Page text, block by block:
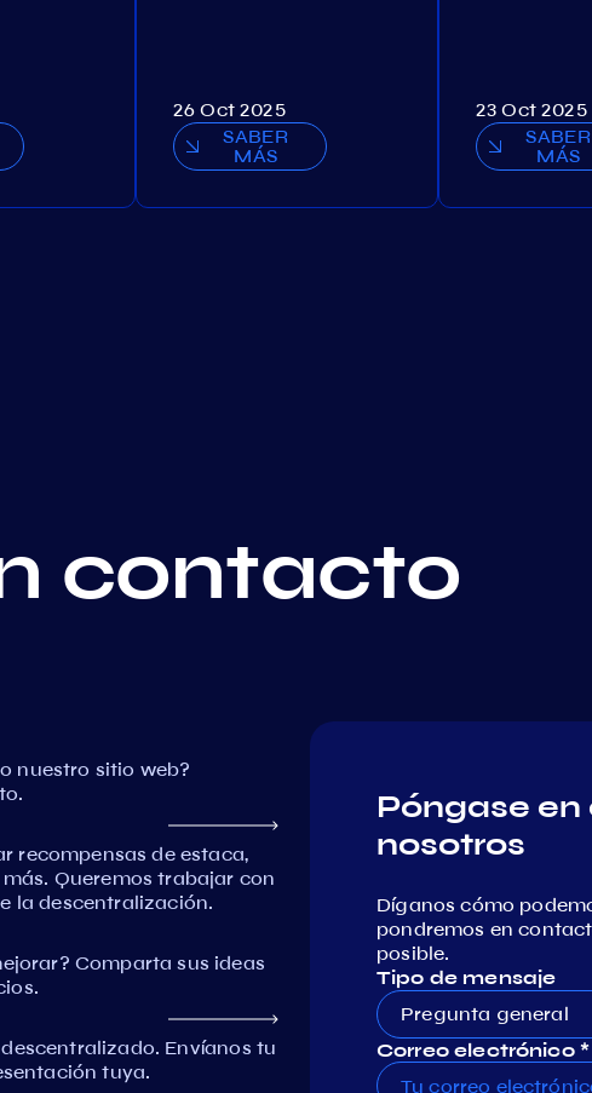
26 Oct 2025
SABER
MÁS
23 Oct 2025
SABER
MÁS
contacto
nuestro sitio web?
recompensas de estaca,
Queremos trabajar con
la descentralización.
Comparta sus ideas
Envíanos tu
tuya.
Póngase
nosotros
Díganos cómo
pondremos en
posible.
Tipo de mensaje
Pregunta general
Correo electrónico *